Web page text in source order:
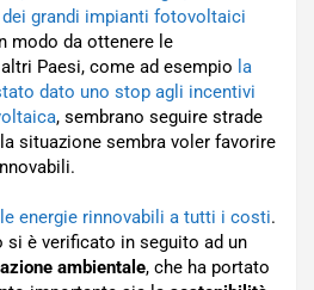
grandi impianti fotovoltaici
modo da ottenere le
Paesi, come ad esempio la
dato uno stop agli incentivi
, sembrano seguire strade
situazione sembra voler favorire
energie rinnovabili a tutti i costi.
è verificato in seguito ad un
ambientale, che ha portato